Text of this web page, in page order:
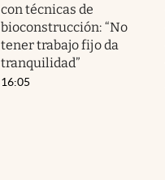
con técnicas de
bioconstrucción: “No
tener trabajo fijo da
tranquilidad”
16:05